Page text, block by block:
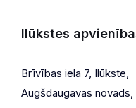
Ilūkstes
Brīvības iela 7, Ilūkste,
Augšdaugavas